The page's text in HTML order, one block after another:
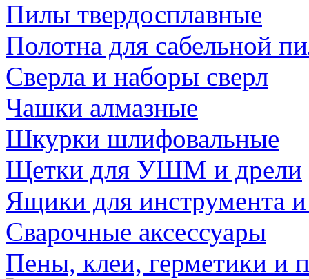
Пилы твердосплавные
Полотна для сабельной
Сверла и наборы сверл
Чашки алмазные
Шкурки шлифовальные
Щетки для УШМ и дрели
Ящики для инструмента
Сварочные аксессуары
Пены, клеи, герметики и